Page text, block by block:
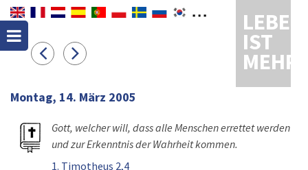
LEBEN
IST
MEHR
Montag, 14. März 2005
Gott, welcher will, dass alle Menschen errettet werden
und zur Erkenntnis der Wahrheit kommen.
1. Timotheus 2,4